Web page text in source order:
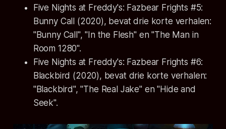
Five Nights at Freddy's: Fazbear Frights #5:
Bunny Call
(2020), bevat drie korte verhalen:
"Bunny Call", "In the Flesh" en "The Man in
Room 1280".
Five Nights at Freddy's: Fazbear Frights #6:
Blackbird (2020), bevat drie korte verhalen:
"Blackbird", "The Real Jake" en "Hide and
Seek".